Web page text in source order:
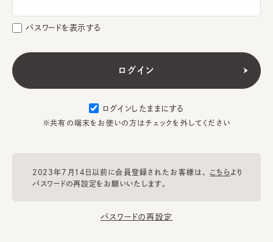
パスワードを表示する
ログインしたままにする
※共有の端末をお使いの方はチェックを外してください
2023年7月14日以前に会員登録されたお客様は、 こちらより
パスワードの再設定をお願いいたします。
パスワードの再設定